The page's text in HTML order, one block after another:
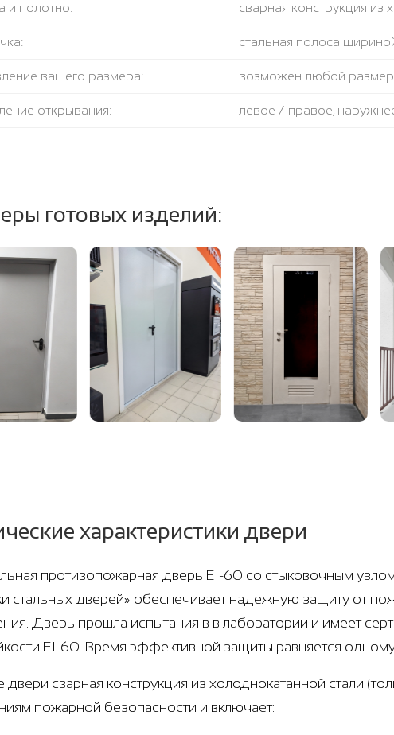
и полотно: сварная конструкция из
стальная полоса
вашего размера: возможен любой размер
открывания: левое / правое,
полотна и коробки:
готовых изделий:
характеристики двери
противопожарная дверь EI-60 со стыковочным узлом
стальных дверей» обеспечивает надежную защиту от
Дверь прошла испытания в в лаборатории и имеет
EI-60. Время эффективной защиты равняется
двери сварная конструкция из холоднокатанной стали
пожарной безопасности и включает: